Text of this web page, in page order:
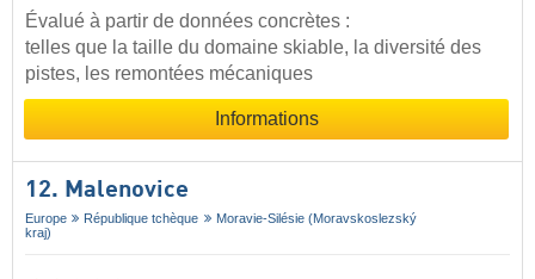
Évalué à partir de données concrètes :
telles que la taille du domaine skiable, la diversité des
pistes, les remontées mécaniques
Informations
12. Malenovice
Europe République tchèque
Moravie-Silésie (Moravskoslezský
kraj)